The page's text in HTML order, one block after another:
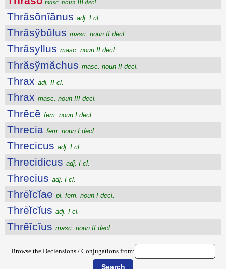
masc. noun III decl.
Thrăsōnĭānus adj. I cl.
Thrăsўbūlus masc. noun II decl.
Thrăsyllus masc. noun II decl.
Thrăsўmăchus masc. noun II decl.
Thrax adj. II cl.
Thrax masc. noun III decl.
Thrēcē fem. noun I decl.
Threcia fem. noun I decl.
Threcicus adj. I cl.
Threcidicus adj. I cl.
Threcius adj. I cl.
Thrēĭcĭae pl. fem. noun I decl.
Thrēĭcĭus adj. I cl.
Thrēĭcĭus masc. noun II decl.
Browse the Declensions / Conjugations from: